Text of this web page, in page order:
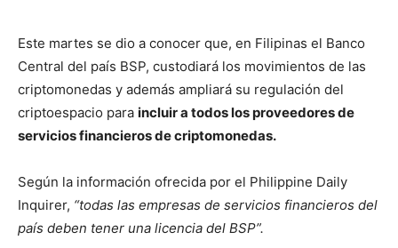
Este martes se dio a conocer que, en Filipinas el Banco
Central del país BSP, custodiará los movimientos de las
criptomonedas y además ampliará su regulación del
criptoespacio para incluir a todos los proveedores de
servicios financieros de criptomonedas.
Según la información ofrecida por el Philippine Daily
Inquirer, “todas las empresas de servicios financieros del
país deben tener una licencia del BSP”.